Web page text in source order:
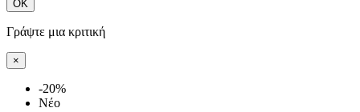
ΟΚ
Γράψτε μια κριτική
×
-20%
Νέο